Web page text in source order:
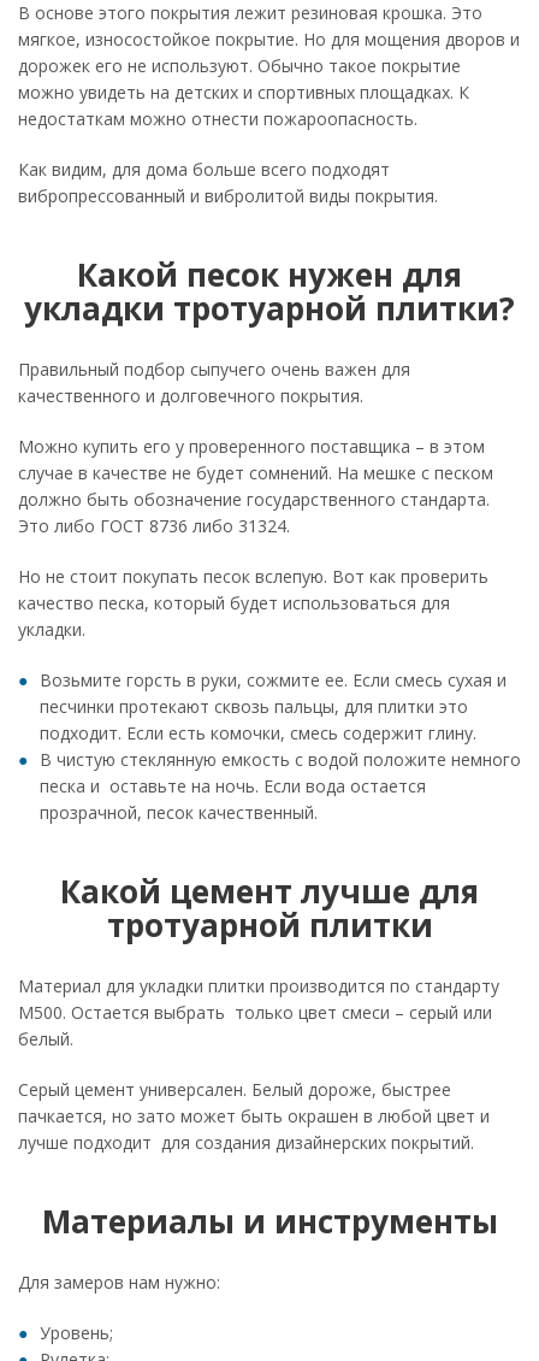
В основе этого покрытия лежит резиновая крошка. Это
мягкое, износостойкое покрытие. Но для мощения дворов и
дорожек его не используют. Обычно такое покрытие
можно увидеть на детских и спортивных площадках. К
недостаткам можно отнести пожароопасность.
Как видим, для дома больше всего подходят
вибропрессованный и вибролитой виды покрытия.
Какой песок нужен для
укладки тротуарной плитки?
Правильный подбор сыпучего очень важен для
качественного и долговечного покрытия.
Можно купить его у проверенного поставщика – в этом
случае в качестве не будет сомнений. На мешке с песком
должно быть обозначение государственного стандарта.
Это либо ГОСТ 8736 либо 31324.
Но не стоит покупать песок вслепую. Вот как проверить
качество песка, который будет использоваться для
укладки.
Возьмите горсть в руки, сожмите ее. Если смесь сухая и
песчинки протекают сквозь пальцы, для плитки это
подходит. Если есть комочки, смесь содержит глину.
В чистую стеклянную емкость с водой положите немного
песка и оставьте на ночь. Если вода остается
прозрачной, песок качественный.
Какой цемент лучше для
тротуарной плитки
Материал для укладки плитки производится по стандарту
М500. Остается выбрать только цвет смеси – серый или
белый.
Серый цемент универсален. Белый дороже, быстрее
пачкается, но зато может быть окрашен в любой цвет и
лучше подходит для создания дизайнерских покрытий.
Материалы и инструменты
Для замеров нам нужно:
Уровень;